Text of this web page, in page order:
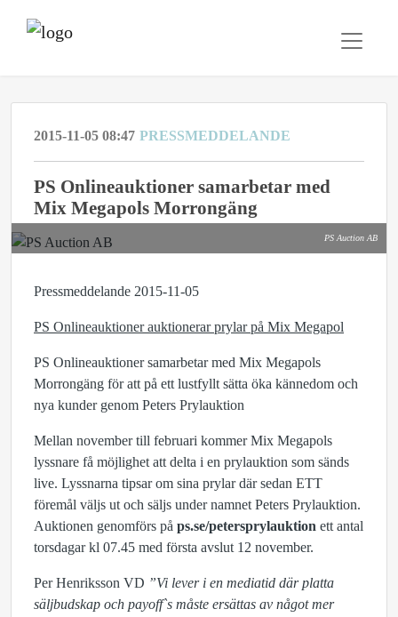
2015-11-05 08:47 PRESSMEDDELANDE
PS Onlineauktioner samarbetar med
Mix Megapols Morrongäng
PS Auction AB
Pressmeddelande 2015-11-05
PS Onlineauktioner auktionerar prylar på Mix Megapol
PS Onlineauktioner samarbetar med Mix Megapols
Morrongäng för att på ett lustfyllt sätta öka kännedom och
nya kunder genom Peters Prylauktion
Mellan november till februari kommer Mix Megapols
lyssnare få möjlighet att delta i en prylauktion som sänds
live. Lyssnarna tipsar om sina prylar där sedan ETT
föremål väljs ut och säljs under namnet Peters Prylauktion.
Auktionen genomförs på ps.se/petersprylauktion ett antal
torsdagar kl 07.45 med första avslut 12 november.
Per Henriksson VD ”Vi lever i en mediatid där platta
säljbudskap och payoff`s måste ersättas av något mer